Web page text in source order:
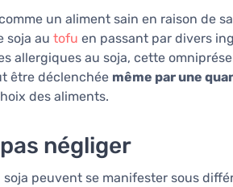
un aliment sain en raison de
soja au tofu en passant par divers
allergiques au soja, cette
être déclenchée même par une
des aliments.
négliger
peuvent se manifester sous